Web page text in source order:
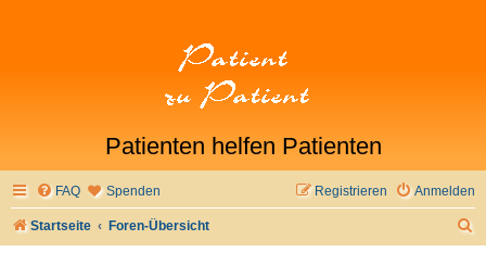
Patienten helfen Patienten
FAQ Spenden Anmelden
Registrieren
Startseite Foren-Übersicht